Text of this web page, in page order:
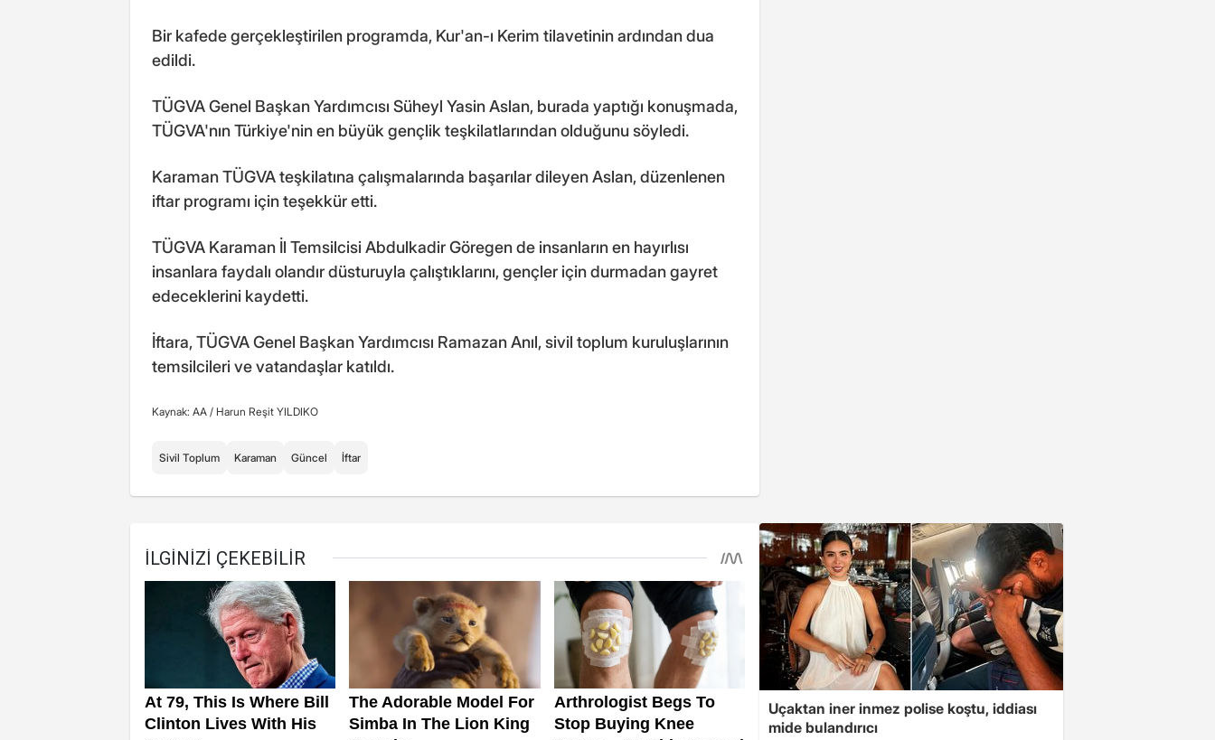
Bir kafede gerçekleştirilen programda, Kur'an-ı Kerim tilavetinin ardından dua
edildi.
TÜGVA Genel Başkan Yardımcısı Süheyl Yasin Aslan, burada yaptığı konuşmada,
TÜGVA'nın Türkiye'nin en büyük gençlik teşkilatlarından olduğunu söyledi.
Karaman TÜGVA teşkilatına çalışmalarında başarılar dileyen Aslan, düzenlenen
iftar programı için teşekkür etti.
TÜGVA Karaman İl Temsilcisi Abdulkadir Göregen de insanların en hayırlısı
insanlara faydalı olandır düsturuyla çalıştıklarını, gençler için durmadan gayret
edeceklerini kaydetti.
İftara, TÜGVA Genel Başkan Yardımcısı Ramazan Anıl, sivil toplum kuruluşlarının
temsilcileri ve vatandaşlar katıldı.
Kaynak: AA / Harun Reşit YILDIKO
Sivil Toplum Karaman Güncel İftar
Uçaktan iner inmez polise koştu, iddiası
mide bulandırıcı